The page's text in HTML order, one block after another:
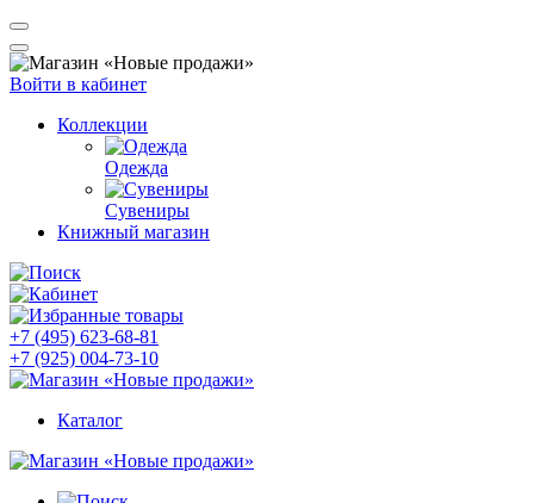
Войти в кабинет
Коллекции
Одежда
Сувениры
Книжный магазин
+7 (495) 623-68-81
+7 (925) 004-73-10
Каталог